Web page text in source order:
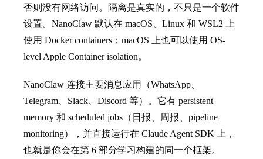
否则没有网络访问。隔离是真实的，不只是一个软件
设置。NanoClaw 默认在 macOS、Linux 和 WSL2 上
使用 Docker containers；macOS 上也可以使用 OS-
level Apple Container isolation。
NanoClaw 连接主要消息应用（WhatsApp、
Telegram、Slack、Discord 等）。它有 persistent
memory 和 scheduled jobs（日报、周报、pipeline
monitoring），并直接运行在 Claude Agent SDK 上，
也就是你会在第 6 部分学习构建的同一个框架。